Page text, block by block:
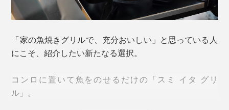
「家の魚焼きグリルで、充分おいしい」と思っている人
にこそ、紹介したい新たなる選択。
コンロに置いて魚をのせるだけの「スミ イタ グリ
ル」。